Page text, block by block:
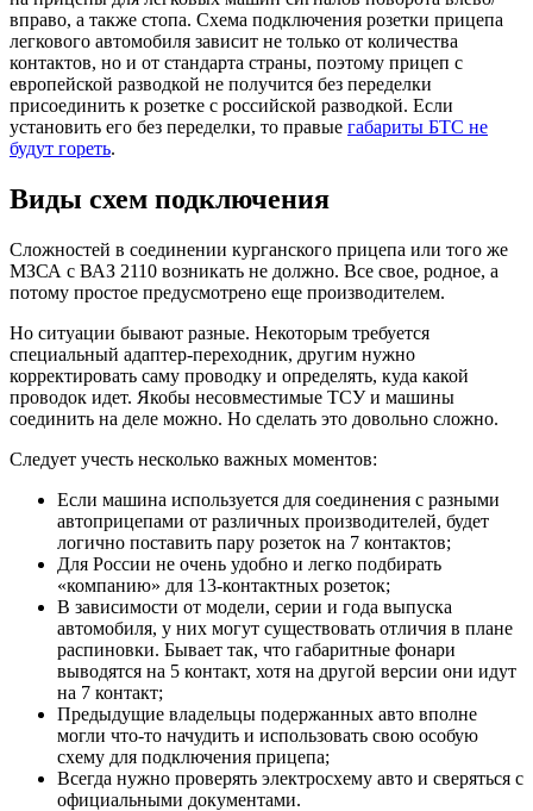
вправо, а также стопа. Схема подключения розетки прицепа
легкового автомобиля зависит не только от количества
контактов, но и от стандарта страны, поэтому прицеп с
европейской разводкой не получится без переделки
присоединить к розетке с российской разводкой. Если
установить его без переделки, то правые габариты БТС не
будут гореть.
Виды схем подключения
Сложностей в соединении курганского прицепа или того же
МЗСА с ВАЗ 2110 возникать не должно. Все свое, родное, а
потому простое предусмотрено еще производителем.
Но ситуации бывают разные. Некоторым требуется
специальный адаптер-переходник, другим нужно
корректировать саму проводку и определять, куда какой
проводок идет. Якобы несовместимые ТСУ и машины
соединить на деле можно. Но сделать это довольно сложно.
Следует учесть несколько важных моментов:
Если машина используется для соединения с разными
автоприцепами от различных производителей, будет
логично поставить пару розеток на 7 контактов;
Для России не очень удобно и легко подбирать
«компанию» для 13-контактных розеток;
В зависимости от модели, серии и года выпуска
автомобиля, у них могут существовать отличия в плане
распиновки. Бывает так, что габаритные фонари
выводятся на 5 контакт, хотя на другой версии они идут
на 7 контакт;
Предыдущие владельцы подержанных авто вполне
могли что-то начудить и использовать свою особую
схему для подключения прицепа;
Всегда нужно проверять электросхему авто и сверяться с
официальными документами.